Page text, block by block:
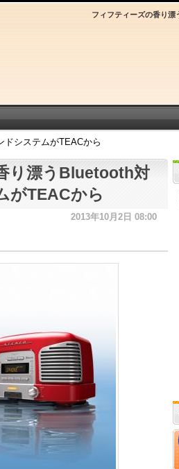
フィフティーズの香り漂
ドシステムがTEACから
り漂うBluetooth対
がTEACから
2013年10月2日 08:00